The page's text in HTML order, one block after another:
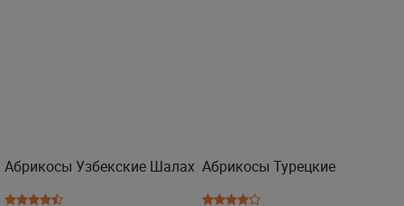
Абрикосы Узбекские Шалах Абрикосы Турецкие